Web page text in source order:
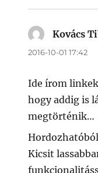
Kovács
2016-10-01 17:42
Ide írom
hogy addig is
megtörténik…
Kicsit